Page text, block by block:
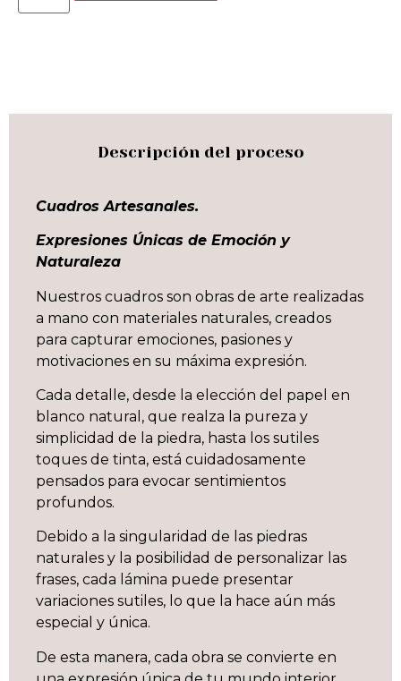
Descripción del proceso
Cuadros Artesanales.
Expresiones Únicas de Emoción y
Naturaleza
Nuestros cuadros son obras de arte realizadas
a mano con materiales naturales, creados
para capturar emociones, pasiones y
motivaciones en su máxima expresión.
Cada detalle, desde la elección del papel en
blanco natural, que realza la pureza y
simplicidad de la piedra, hasta los sutiles
toques de tinta, está cuidadosamente
pensados para evocar sentimientos
profundos.
Debido a la singularidad de las piedras
naturales y la posibilidad de personalizar las
frases, cada lámina puede presentar
variaciones sutiles, lo que la hace aún más
especial y única.
De esta manera, cada obra se convierte en